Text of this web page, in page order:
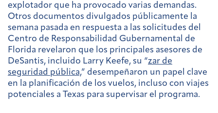
explotador que ha provocado varias demandas.
Otros documentos divulgados públicamente la
semana pasada en respuesta a las solicitudes del
Centro de Responsabilidad Gubernamental de
Florida revelaron que los principales asesores de
DeSantis, incluido Larry Keefe, su “zar de
seguridad pública,” desempeñaron un papel clave
en la planificación de los vuelos, incluso con viajes
potenciales a Texas para supervisar el programa.